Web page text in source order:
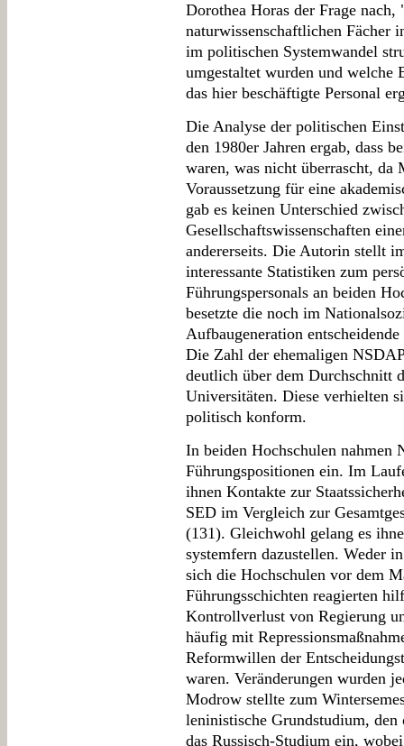
Dorothea Horas der Frage
naturwissenschaftlichen Fächer
im politischen Systemwandel
umgestaltet wurden und welche
das hier beschäftigte Personal
Die Analyse der politischen
den 1980er Jahren ergab, dass
waren, was nicht überrascht,
Voraussetzung für eine
gab es keinen Unterschied
Gesellschaftswissenschaften
andererseits. Die Autorin stellt
interessante Statistiken zum
Führungspersonals an beiden
besetzte die noch im
Aufbaugeneration
Die Zahl der ehemaligen
deutlich über dem Durchschnitt
Universitäten. Diese verhielten
politisch konform.
In beiden Hochschulen nahmen
Führungspositionen ein. Im
ihnen Kontakte zur
SED im Vergleich zur
(131). Gleichwohl gelang es
systemfern dazustellen. Weder
sich die Hochschulen vor dem
Führungsschichten reagierten
Kontrollverlust von Regierung
häufig mit
Reformwillen der
waren. Veränderungen wurden
Modrow stellte zum
leninistische Grundstudium,
das Russisch-Studium ein,